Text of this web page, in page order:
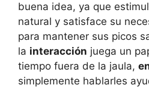
buena idea, ya que
natural y satisface su
para mantener sus picos
la interacción juega un
tiempo fuera de la jaula,
simplemente hablarles